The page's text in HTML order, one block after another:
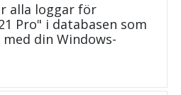
alla loggar för
Pro" i databasen som
din Windows-